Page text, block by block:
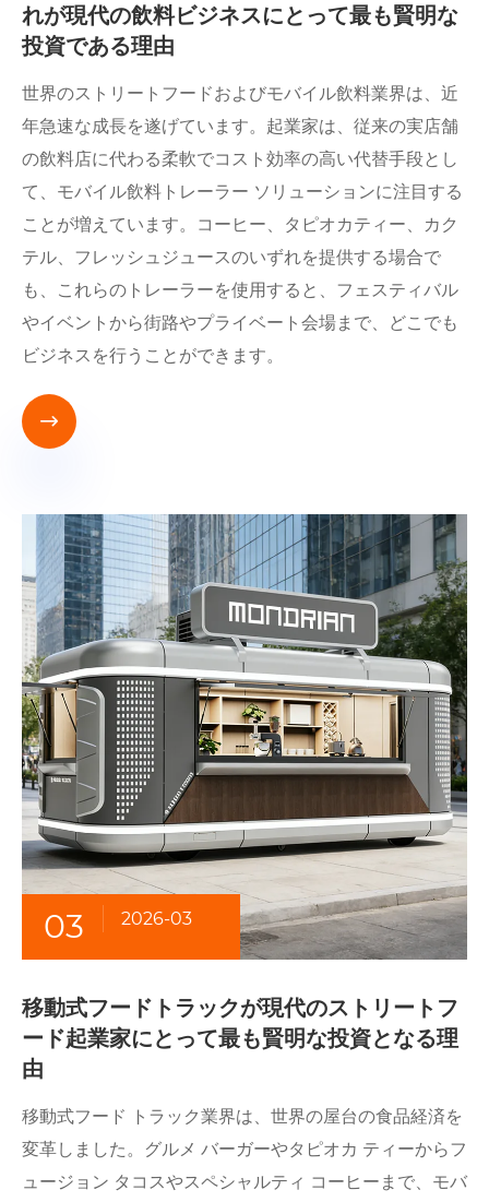
れが現代の飲料ビジネスにとって最も賢明な
投資である理由
世界のストリートフードおよびモバイル飲料業界は、近
年急速な成長を遂げています。起業家は、従来の実店舗
の飲料店に代わる柔軟でコスト効率の高い代替手段とし
て、モバイル飲料トレーラー ソリューションに注目する
ことが増えています。コーヒー、タピオカティー、カク
テル、フレッシュジュースのいずれを提供する場合で
も、これらのトレーラーを使用すると、フェスティバル
やイベントから街路やプライベート会場まで、どこでも
ビジネスを行うことができます。

03 2026-03
移動式フードトラックが現代のストリートフ
ード起業家にとって最も賢明な投資となる理
由
移動式フード トラック業界は、世界の屋台の食品経済を
変革しました。グルメ バーガーやタピオカ ティーからフ
ュージョン タコスやスペシャルティ コーヒーまで、モバ